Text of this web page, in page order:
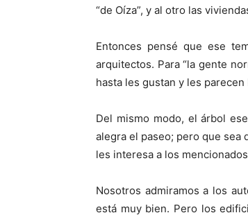
“de Oíza”, y al otro las
Entonces pensé que ese
arquitectos. Para “la gente
hasta les gustan y les
Del mismo modo, el árbol
alegra el paseo; pero que sea
les interesa a los
Nosotros admiramos a los
está muy bien. Pero los